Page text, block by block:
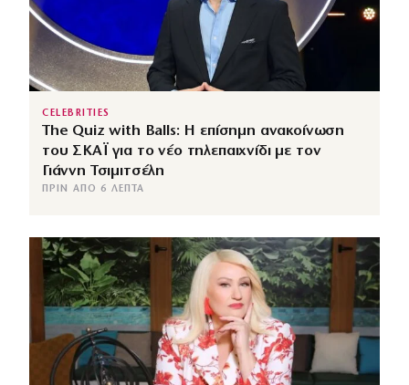
CELEBRITIES
The Quiz with Balls: Η επίσημη ανακοίνωση
του ΣΚΑΪ για το νέο τηλεπαιχνίδι με τον
Γιάννη Τσιμιτσέλη
ΠΡΙΝ ΑΠΌ 6 ΛΕΠΤΆ